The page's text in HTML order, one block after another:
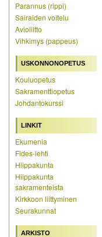
Parannus (rippi)
Sairaiden voitelu
Avioliitto
Vihkimys (pappeus)
USKONNONOPETUS
Kouluopetus
Sakramenttiopetus
Johdantokurssi
LINKIT
Ekumenia
Fides-lehti
Hiippakunta
Hiippakunta
sakramenteista
Kirkkoon liittyminen
Seurakunnat
ARKISTO